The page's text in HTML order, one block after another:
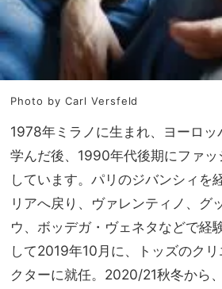
Photo by Carl Versfeld
1978年ミラノに生まれ、ヨーロ
学んだ後、1990年代後期にファ
しています。パリのジバンシィを
リアへ戻り、ヴァレンティノ、グ
ウ、ボッデガ・ヴェネタなどで経
して2019年10月に、トッズのク
クターに就任。2020/21秋冬から